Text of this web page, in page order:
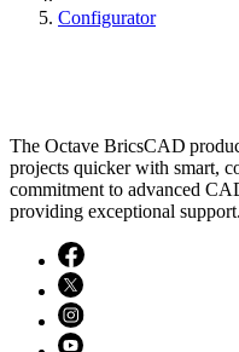
Configurator
The Octave BricsCAD
projects quicker with smart,
commitment to advanced
providing exceptional support.